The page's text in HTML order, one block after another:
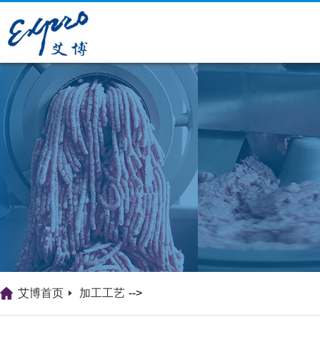
艾博首页 加工工艺 -->